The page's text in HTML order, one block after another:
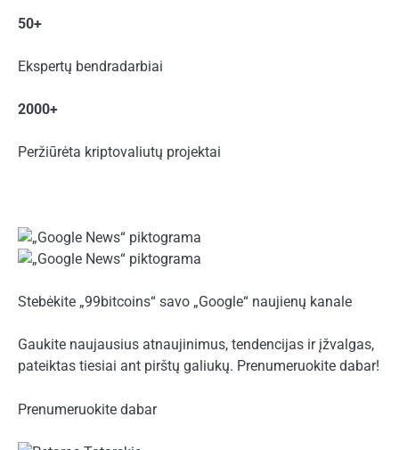
50+
Ekspertų bendradarbiai
2000+
Peržiūrėta kriptovaliutų projektai
Stebėkite „99bitcoins“ savo „Google“ naujienų kanale
Gaukite naujausius atnaujinimus, tendencijas ir įžvalgas,
pateiktas tiesiai ant pirštų galiukų. Prenumeruokite dabar!
Prenumeruokite dabar